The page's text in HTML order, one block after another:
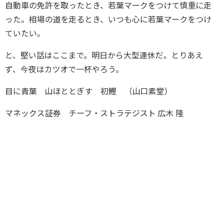
自動車の免許を取ったとき、若葉マークをつけて慎重に走
った。相場の道を走るとき、いつも心に若葉マークをつけ
ていたい。
と、堅い話はここまで。明日から大型連休だ。とりあえ
ず、今夜はカツオで一杯やろう。
目に青葉 山ほととぎす 初鰹 （山口素堂）
マネックス証券 チーフ・ストラテジスト 広木 隆